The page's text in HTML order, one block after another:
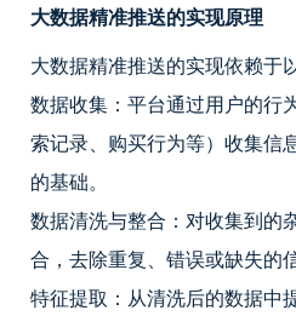
大数据精准推送的实现原理
大数据精准推送的实现依赖于
数据收集：平台通过用户的行
索记录、购买行为等）收集信
的基础。
数据清洗与整合：对收集到的
合，去除重复、错误或缺失的信
特征提取：从清洗后的数据中